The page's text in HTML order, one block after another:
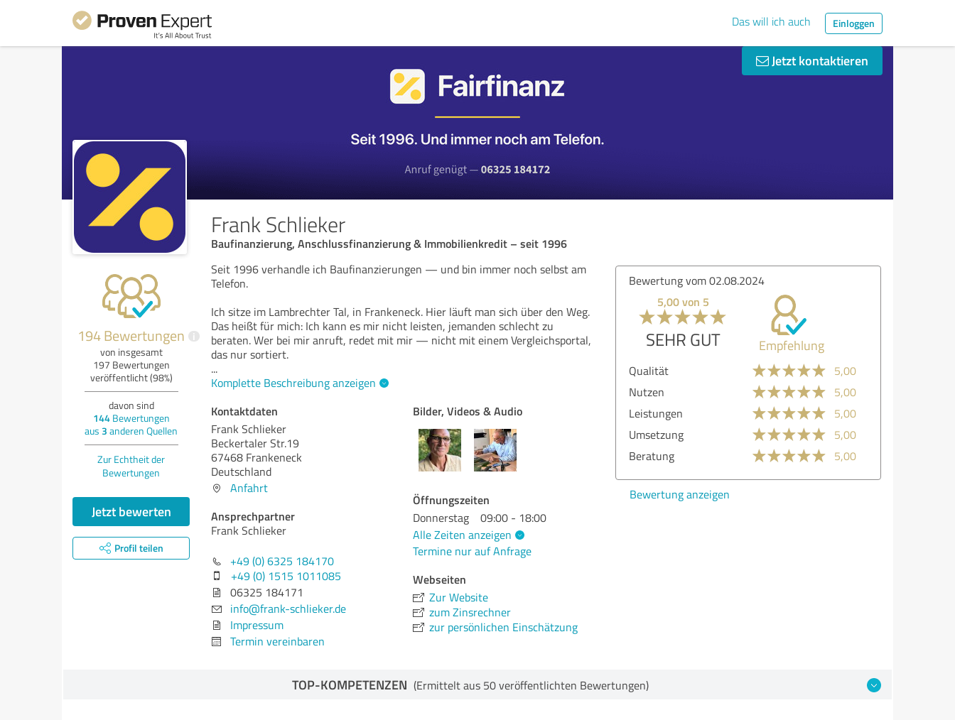
Das will ich auch Einloggen
Jetzt kontaktieren
Frank Schlieker
Baufinanzierung, Anschlussfinanzierung & Immobilienkredit – seit 1996
194 Bewertungen i
von insgesamt
197 Bewertungen
veröffentlicht (98%)
davon sind
144Bewertungen
aus 3 anderen Quellen
Zur Echtheit der
Bewertungen
Jetzt bewerten
Profil teilen
Seit 1996 verhandle ich Baufinanzierungen — und bin immer noch selbst am
Telefon.
Ich sitze im Lambrechter Tal, in Frankeneck. Hier läuft man sich über den Weg.
Das heißt für mich: Ich kann es mir nicht leisten, jemanden schlecht zu
beraten. Wer bei mir anruft, redet mit mir — nicht mit einem Vergleichsportal,
das nur sortiert.
...
Komplette Beschreibung anzeigen
Kontaktdaten
Frank Schlieker
Beckertaler Str.19
67468 Frankeneck
Deutschland
Anfahrt
Ansprechpartner
Frank Schlieker
+49 (0) 6325 184170
+49 (0) 1515 1011085
06325 184171
info@frank-schlieker.de
Impressum
Termin vereinbaren
Bilder, Videos & Audio
Öffnungszeiten
Donnerstag
09:00 - 18:00
Alle Zeiten anzeigen
Termine nur auf Anfrage
Webseiten
Zur Website
zum Zinsrechner
zur persönlichen Einschätzung
Bewertung vom 25.06.2024
5,00 von 5
SEHR GUT Empfehlung
Qualität
5,00
Nutzen
5,00
Leistungen
5,00
Umsetzung
5,00
Beratung
5,00
Bewertung anzeigen
TOP-KOMPETENZEN (Ermittelt aus 50 veröffentlichten Bewertungen)